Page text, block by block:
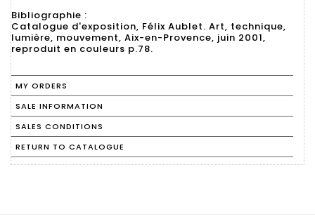
Bibliographie :
Catalogue d'exposition, Félix Aublet. Art, technique,
lumière, mouvement, Aix-en-Provence, juin 2001,
reproduit en couleurs p.78.
MY ORDERS
SALE INFORMATION
SALES CONDITIONS
RETURN TO CATALOGUE